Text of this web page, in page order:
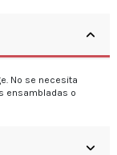
No se necesita
ensambladas o